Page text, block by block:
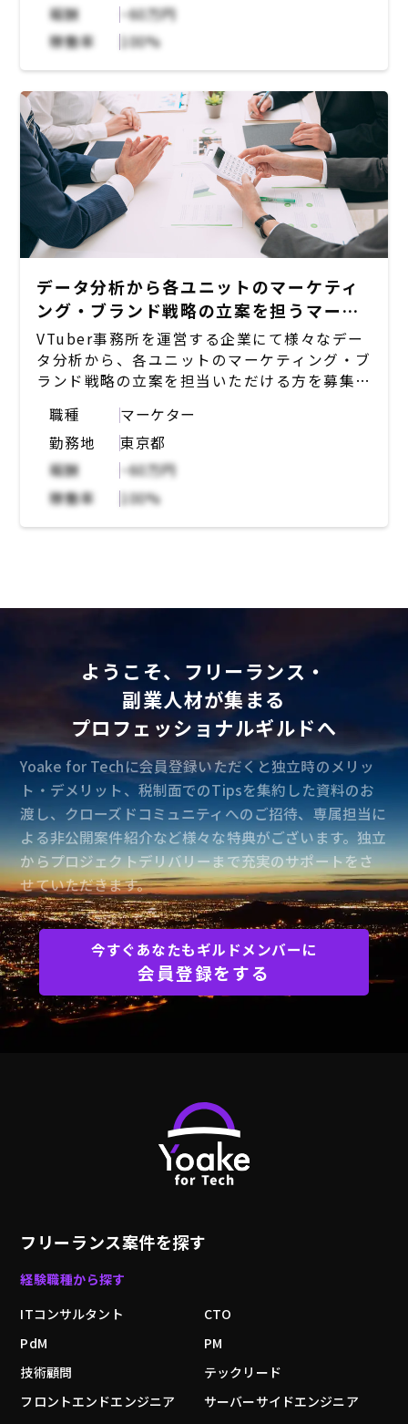
・Lステップ（LINE）のCRM構築サポート
・チャットボット設計、ステップ配信設定など
の接客導線設計
・構築作業全般のハンズオン支援
・運用知識や経験がなくてもOK（丁寧さを重
視）
【職種】
CRM構築ポジション
報酬
~60万円
稼働率
100%
データ分析から各ユニットのマーケティ
ング・ブランド戦略の立案を担うマーケ
ター募集
VTuber事務所を運営する企業にて様々なデー
タ分析から、各ユニットのマーケティング・ブ
ランド戦略の立案を担当いただける方を募集。
ントの分析。商品販売での定量・定性データの
分析・活用・課題抽出・仮説立案。現在、シリ
ーズBに向けたさらなる成長を共に推進してい
ただけるメンバーを募集。エンタメ業界に新し
い価値を生み出す挑戦に共感いただける方、ぜ
ひご応募ください。
職種
マーケター
勤務地
東京都
報酬
~60万円
稼働率
100%
ようこそ、フリーランス・
副業人材が集まる
プロフェッショナルギルドへ
Yoake for Techに会員登録いただくと独立時のメリッ
ト・デメリット、税制面でのTipsを集約した資料のお
渡し、クローズドコミュニティへのご招待、専属担当に
よる非公開案件紹介など様々な特典がございます。独立
からプロジェクトデリバリーまで充実のサポートをさ
せていただきます。
今すぐあなたもギルドメンバーに
会員登録をする
フリーランス案件を探す
経験職種から探す
ITコンサルタント
CTO
PdM
PM
技術顧問
テックリード
フロントエンドエンジニア
サーバーサイドエンジニア